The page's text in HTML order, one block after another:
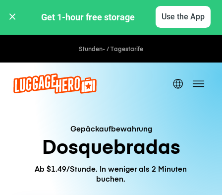
Get 1-hour free storage Use the App
Stunden- / Tagestarife
Gepäckaufbewahrung
Dosquebradas
Ab $1.49/Stunde. In weniger als 2 Minuten
buchen.